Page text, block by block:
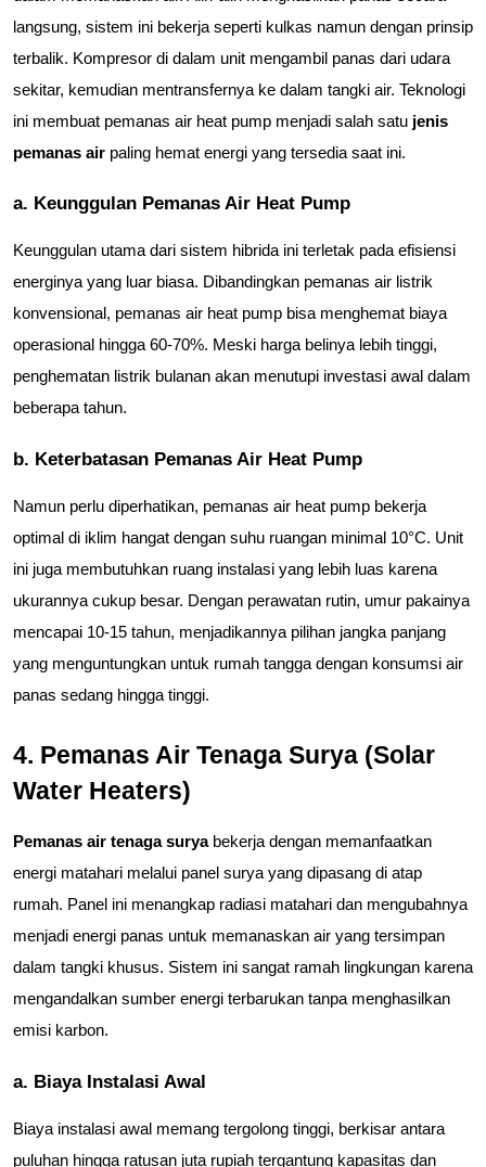
langsung, sistem ini bekerja seperti kulkas namun dengan prinsip
terbalik. Kompresor di dalam unit mengambil panas dari udara
sekitar, kemudian mentransfernya ke dalam tangki air. Teknologi
ini membuat pemanas air heat pump menjadi salah satu jenis
pemanas air paling hemat energi yang tersedia saat ini.
a. Keunggulan Pemanas Air Heat Pump
Keunggulan utama dari sistem hibrida ini terletak pada efisiensi
energinya yang luar biasa. Dibandingkan pemanas air listrik
konvensional, pemanas air heat pump bisa menghemat biaya
operasional hingga 60-70%. Meski harga belinya lebih tinggi,
penghematan listrik bulanan akan menutupi investasi awal dalam
beberapa tahun.
b. Keterbatasan Pemanas Air Heat Pump
Namun perlu diperhatikan, pemanas air heat pump bekerja
optimal di iklim hangat dengan suhu ruangan minimal 10°C. Unit
ini juga membutuhkan ruang instalasi yang lebih luas karena
ukurannya cukup besar. Dengan perawatan rutin, umur pakainya
mencapai 10-15 tahun, menjadikannya pilihan jangka panjang
yang menguntungkan untuk rumah tangga dengan konsumsi air
panas sedang hingga tinggi.
4. Pemanas Air Tenaga Surya (Solar
Water Heaters)
Pemanas air tenaga surya bekerja dengan memanfaatkan
energi matahari melalui panel surya yang dipasang di atap
rumah. Panel ini menangkap radiasi matahari dan mengubahnya
menjadi energi panas untuk memanaskan air yang tersimpan
dalam tangki khusus. Sistem ini sangat ramah lingkungan karena
mengandalkan sumber energi terbarukan tanpa menghasilkan
emisi karbon.
a. Biaya Instalasi Awal
Biaya instalasi awal memang tergolong tinggi, berkisar antara
puluhan hingga ratusan juta rupiah tergantung kapasitas dan